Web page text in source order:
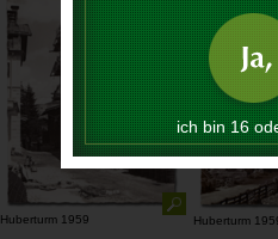
Huberturm 1959 Huberturm
ich bin 16